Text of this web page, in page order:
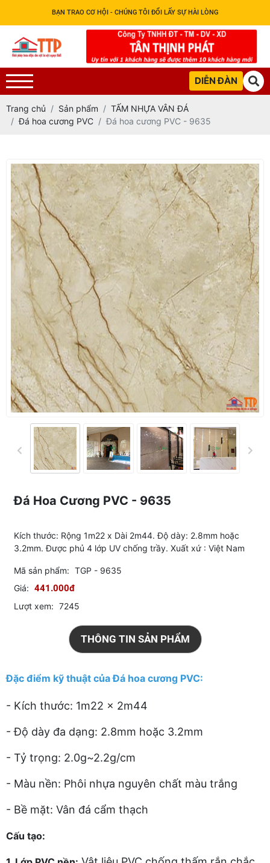
BẠN TRAO CƠ HỘI - CHÚNG TÔI ĐỔI LẤY SỰ HÀI LÒNG
DIỄN ĐÀN
Trang chủ Sản phẩm
TẤM NHỰA VÂN ĐÁ
Đá hoa cương PVC
Đá hoa cương PVC - 9635
Đá Hoa Cương PVC - 9635
Kích thước: Rộng 1m22 x Dài 2m44. Độ dày: 2.8mm hoặc
3.2mm. Được phủ 4 lớp UV chống trầy. Xuất xứ : Việt Nam
Mã sản phẩm: TGP - 9635
Giá: 441.000đ
Lượt xem: 7245
THÔNG TIN SẢN PHẨM
Đặc điểm kỹ thuật của Đá hoa cương PVC:
- Kích thước: 1m22 x 2m44
- Độ dày đa dạng: 2.8mm hoặc 3.2mm
- Tỷ trọng: 2.0g~2.2g/cm
- Màu nền: Phôi nhựa nguyên chất màu trắng
- Bề mặt: Vân đá cẩm thạch
Cấu tạo: